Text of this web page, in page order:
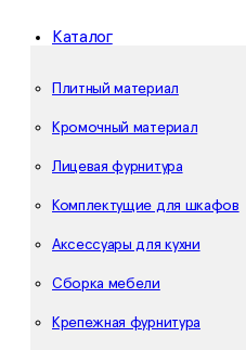
Каталог
Плитный материал
Кромочный материал
Лицевая фурнитура
Комплектущие для шкафов
Аксессуары для кухни
Сборка мебели
Крепежная фурнитура